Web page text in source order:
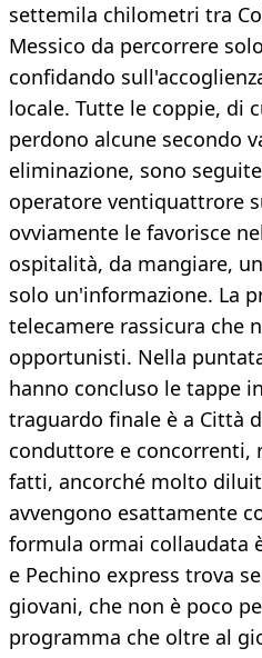
settemila chilometri tra
Messico da percorrere
confidando
locale. Tutte le coppie, di
perdono alcune secondo
eliminazione, sono
operatore ventiquattrore
ovviamente le favorisce
ospitalità, da mangiare,
solo un'informazione. La
telecamere rassicura che
opportunisti. Nella
hanno concluso le tappe
traguardo finale è a Città
conduttore e concorrenti,
fatti, ancorché molto
avvengono esattamente
formula ormai collaudata
e Pechino express trova
giovani, che non è poco
programma che oltre al